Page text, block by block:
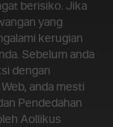
berisiko. Jika
yang
kerugian
Sebelum anda
dengan
anda mesti
Pendedahan
Aollikus